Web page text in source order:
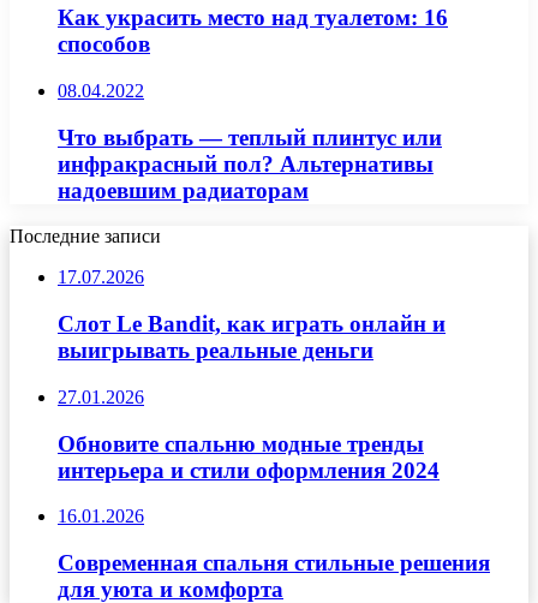
Как украсить место над туалетом: 16
способов
08.04.2022
Что выбрать — теплый плинтус или
инфракрасный пол? Альтернативы
надоевшим радиаторам
Последние записи
17.07.2026
Слот Le Bandit, как играть онлайн и
выигрывать реальные деньги
27.01.2026
Обновите спальню модные тренды
интерьера и стили оформления 2024
16.01.2026
Современная спальня стильные решения
для уюта и комфорта